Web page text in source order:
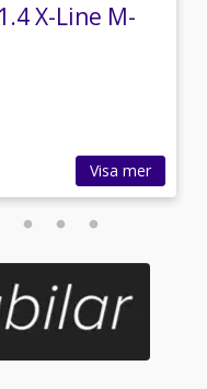
X-Line M-
Visa mer